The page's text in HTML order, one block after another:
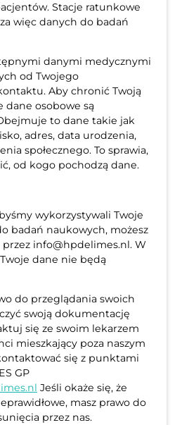
Stacje ratunkowe
więc danych do badań
danymi medycznymi
od Twojego
Aby chronić Twoją
dane osobowe są
to dane takie jak
adres, data urodzenia,
społecznego. To sprawia,
od kogo pochodzą dane.
wykorzystywali Twoje
badań naukowych, możesz
info@hpdelimes.nl. W
dane nie będą
do przeglądania swoich
swoją dokumentację
się ze swoim lekarzem
mieszkający poza naszym
się z punktami
GP
Jeśli okaże się, że
masz prawo do
przez nas.